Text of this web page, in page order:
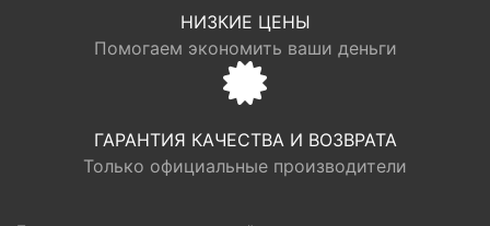
НИЗКИЕ ЦЕНЫ
Помогаем экономить ваши деньги
ГАРАНТИЯ КАЧЕСТВА И ВОЗВРАТА
Только официальные производители